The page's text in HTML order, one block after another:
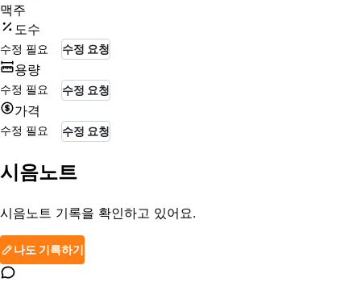
맥주
도수
수정 필요 수정 요청
용량
수정 필요 수정 요청
가격
수정 필요 수정 요청
시음노트
시음노트 기록을 확인하고 있어요.
나도 기록하기